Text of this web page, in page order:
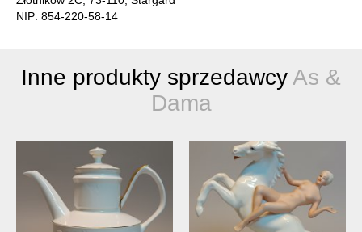
NIP: 854-220-58-14
Inne produkty sprzedawcy As &
Dama